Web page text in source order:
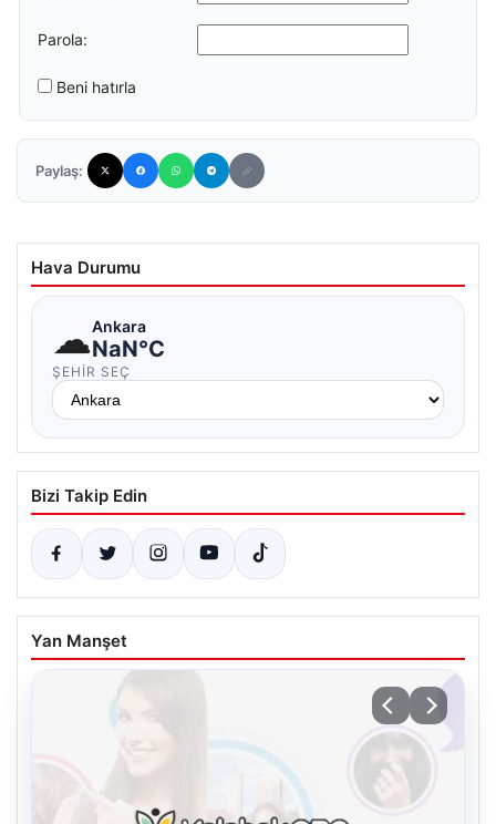
Parola:
Beni hatırla
Paylaş:
Hava Durumu
☁Ankara
NaN°C
ŞEHIR SEÇ
Bizi Takip Edin
Yan Manşet